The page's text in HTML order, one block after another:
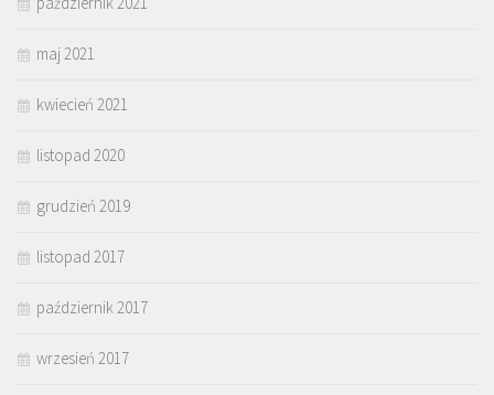
maj 2021
kwiecień 2021
listopad 2020
grudzień 2019
listopad 2017
październik 2017
wrzesień 2017